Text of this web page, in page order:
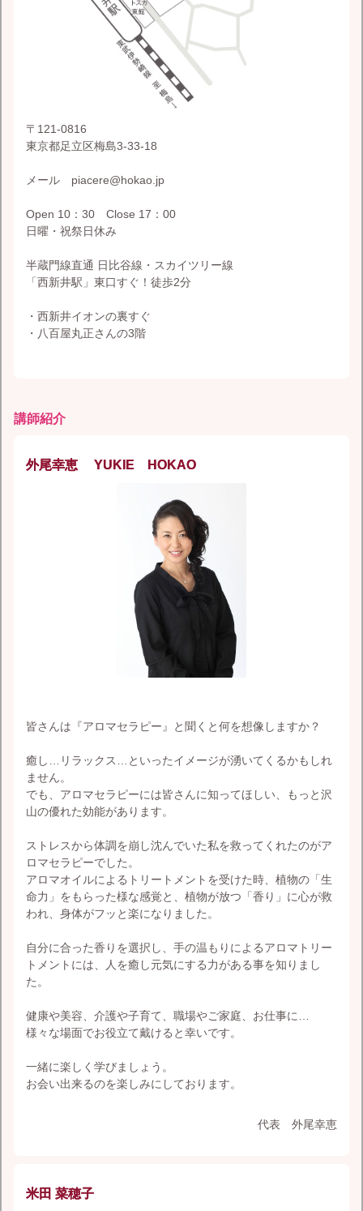
〒121-0816
東京都足立区梅島3-33-18
メール piacere@hokao.jp
Open 10：30 Close 17：00
日曜・祝祭日休み
半蔵門線直通 日比谷線・スカイツリー線
「西新井駅」東口すぐ！徒歩2分
・西新井イオンの裏すぐ
・八百屋丸正さんの3階
講師紹介
外尾幸恵 YUKIE HOKAO
皆さんは『アロマセラピー』と聞くと何を想像しますか？
癒し…リラックス…といったイメージが湧いてくるかもしれ
ません。
でも、アロマセラピーには皆さんに知ってほしい、もっと沢
山の優れた効能があります。
ストレスから体調を崩し沈んでいた私を救ってくれたのがア
ロマセラピーでした。
アロマオイルによるトリートメントを受けた時、植物の「生
命力」をもらった様な感覚と、植物が放つ「香り」に心が救
われ、身体がフッと楽になりました。
自分に合った香りを選択し、手の温もりによるアロマトリー
トメントには、人を癒し元気にする力がある事を知りまし
た。
健康や美容、介護や子育て、職場やご家庭、お仕事に…
様々な場面でお役立て戴けると幸いです。
一緒に楽しく学びましょう。
お会い出来るのを楽しみにしております。
代表 外尾幸恵
米田 菜穂子